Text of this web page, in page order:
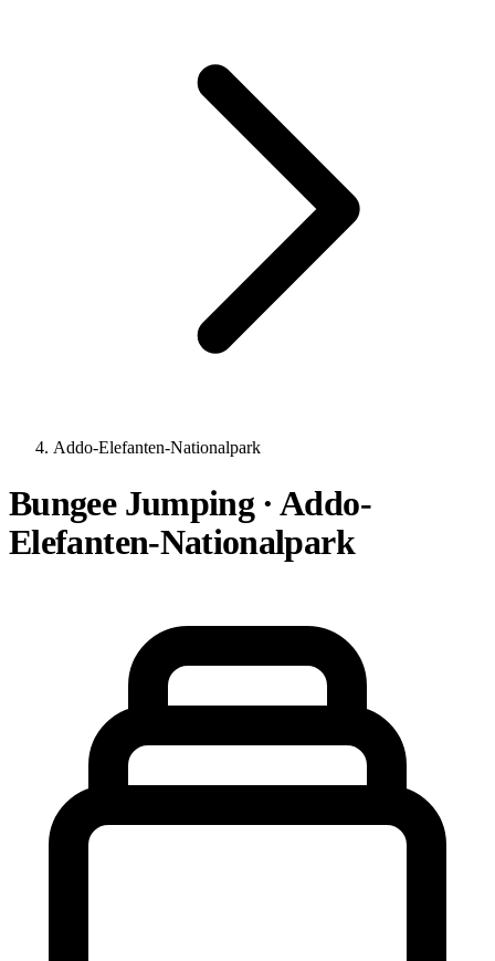
Addo-Elefanten-Nationalpark
Bungee Jumping · Addo-
Elefanten-Nationalpark